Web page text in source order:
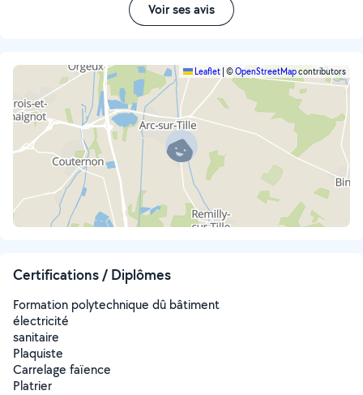
Voir ses avis
Leaflet ©OpenStreetMapcontributors
Certifications / Diplômes
Formation polytechnique dû bâtiment
électricité
sanitaire
Plaquiste
Carrelage faïence
Platrier